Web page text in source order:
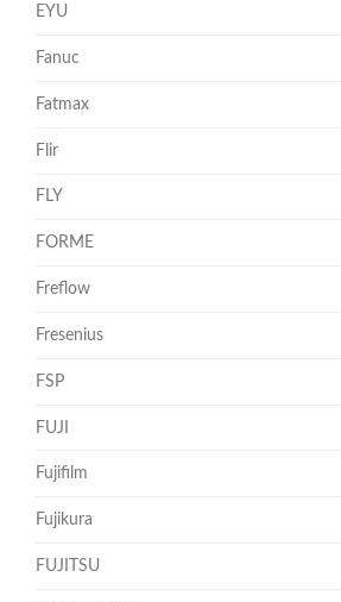
EYU
Fanuc
Fatmax
Flir
FLY
FORME
Freflow
Fresenius
FSP
FUJI
Fujifilm
Fujikura
FUJITSU